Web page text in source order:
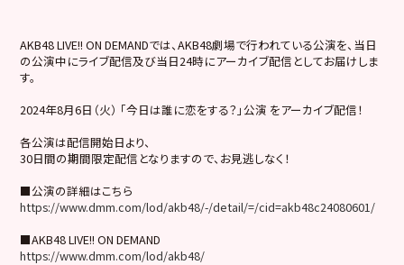
AKB48 LIVE!! ON DEMANDでは、AKB48劇場で行われている公演を、当日
の公演中にライブ配信及び当日24時にアーカイブ配信としてお届けしま
す。
2024年8月6日（火） 「今日は誰に恋をする？」公演 をアーカイブ配信！
各公演は配信開始日より、
30日間の期間限定配信となりますので、お見逃しなく！
■公演の詳細はこちら
https://www.dmm.com/lod/akb48/-/detail/=/cid=akb48c24080601/
■AKB48 LIVE!! ON DEMAND
https://www.dmm.com/lod/akb48/